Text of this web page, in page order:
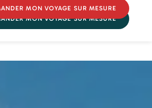
MON VOYAGE SUR MESURE
MON VOYAGE SUR MESURE